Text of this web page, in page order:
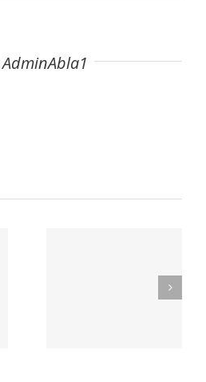
AdminAbla1
Contacto
– Aceites